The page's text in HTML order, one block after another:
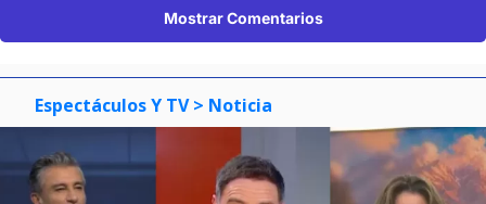
Mostrar Comentarios
Espectáculos Y TV > Noticia